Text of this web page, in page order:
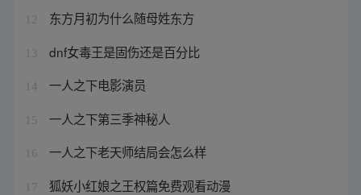
12 东方月初为什么随母姓东方
13 dnf女毒王是固伤还是百分比
14 一人之下电影演员
15 一人之下第三季神秘人
16 一人之下老天师结局会怎么样
17 狐妖小红娘之王权篇免费观看动漫